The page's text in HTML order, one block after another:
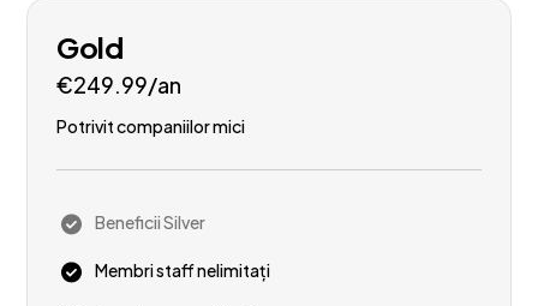
Gold
€249.99/an
Potrivit companiilor mici
Beneficii Silver
Membri staff nelimitați